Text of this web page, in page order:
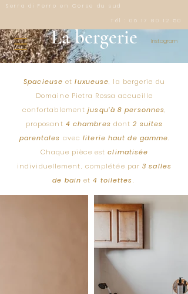
Serra di Ferro en Corse du sud
Tél :06 17 80 12 50
Instagram
La bergerie
Spacieuse etluxueuse, la bergerie du
Domaine Pietra Rossa accueille
confortablementjusqu’à 8 personnes,
proposant 4 chambres dont2 suites
parentales avecliterie haut de gamme.
Chaque pièce estclimatisée
individuellement, complétée par 3 salles
de bain et 4 toilettes.